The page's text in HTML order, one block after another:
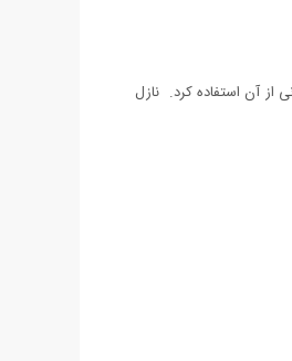
مدت طولانی از آن استفاده کرد. نازل